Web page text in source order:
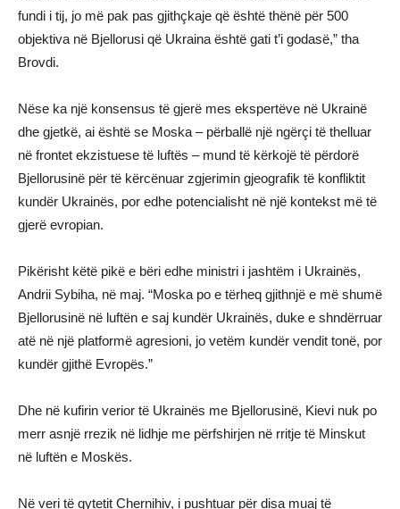
fundi i tij, jo më pak pas gjithçkaje që është thënë për 500
objektiva në Bjellorusi që Ukraina është gati t’i godasë,” tha
Brovdi.
Nëse ka një konsensus të gjerë mes ekspertëve në Ukrainë
dhe gjetkë, ai është se Moska – përballë një ngërçi të thelluar
në frontet ekzistuese të luftës – mund të kërkojë të përdorë
Bjellorusinë për të kërcënuar zgjerimin gjeografik të konfliktit
kundër Ukrainës, por edhe potencialisht në një kontekst më të
gjerë evropian.
Pikërisht këtë pikë e bëri edhe ministri i jashtëm i Ukrainës,
Andrii Sybiha, në maj. “Moska po e tërheq gjithnjë e më shumë
Bjellorusinë në luftën e saj kundër Ukrainës, duke e shndërruar
atë në një platformë agresioni, jo vetëm kundër vendit tonë, por
kundër gjithë Evropës.”
Dhe në kufirin verior të Ukrainës me Bjellorusinë, Kievi nuk po
merr asnjë rrezik në lidhje me përfshirjen në rritje të Minskut
në luftën e Moskës.
Në veri të qytetit Chernihiv, i pushtuar për disa muaj të